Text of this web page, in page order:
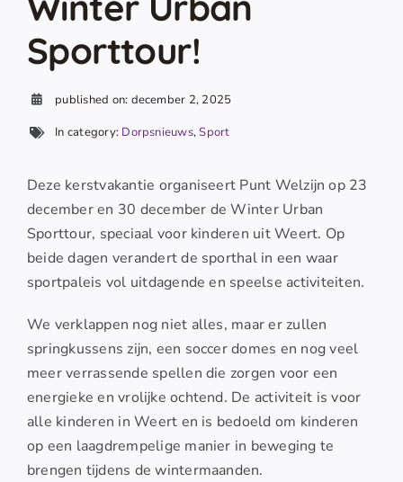
Sporttour!
published on: december 2, 2025
In category: Dorpsnieuws,Sport
Deze kerstvakantie organiseert Punt Welzijn op 23
december en 30 december de Winter Urban
Sporttour, speciaal voor kinderen uit Weert. Op
beide dagen verandert de sporthal in een waar
sportpaleis vol uitdagende en speelse activiteiten.
We verklappen nog niet alles, maar er zullen
springkussens zijn, een soccer domes en nog veel
meer verrassende spellen die zorgen voor een
energieke en vrolijke ochtend. De activiteit is voor
alle kinderen in Weert en is bedoeld om kinderen
op een laagdrempelige manier in beweging te
brengen tijdens de wintermaanden.